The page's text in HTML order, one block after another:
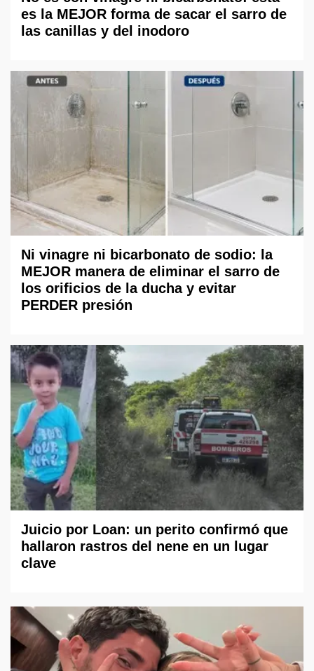
es la MEJOR forma de sacar el sarro de
las canillas y del inodoro
Ni vinagre ni bicarbonato de sodio: la
MEJOR manera de eliminar el sarro de
los orificios de la ducha y evitar
PERDER presión
Juicio por Loan: un perito confirmó que
hallaron rastros del nene en un lugar
clave